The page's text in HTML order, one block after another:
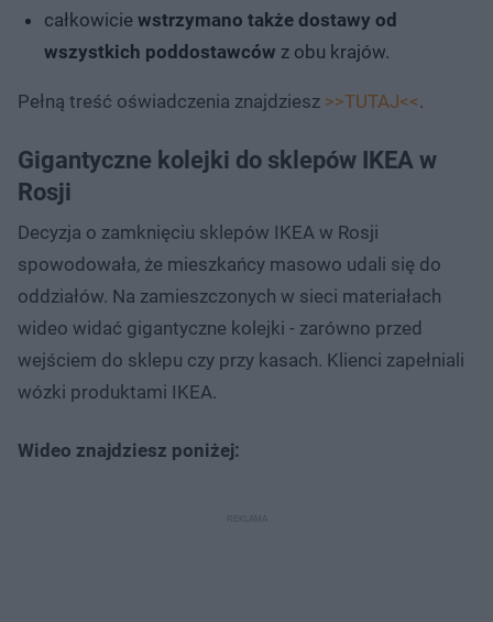
całkowicie wstrzymano także dostawy od
wszystkich poddostawców z obu krajów.
Pełną treść oświadczenia znajdziesz >>TUTAJ<<.
Gigantyczne kolejki do sklepów IKEA w
Rosji
Decyzja o zamknięciu sklepów IKEA w Rosji
spowodowała, że mieszkańcy masowo udali się do
oddziałów. Na zamieszczonych w sieci materiałach
wideo widać gigantyczne kolejki - zarówno przed
wejściem do sklepu czy przy kasach. Klienci zapełniali
wózki produktami IKEA.
Wideo znajdziesz poniżej: